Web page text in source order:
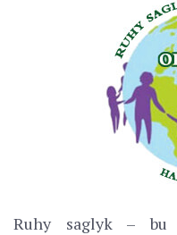
Ruhy saglyk –